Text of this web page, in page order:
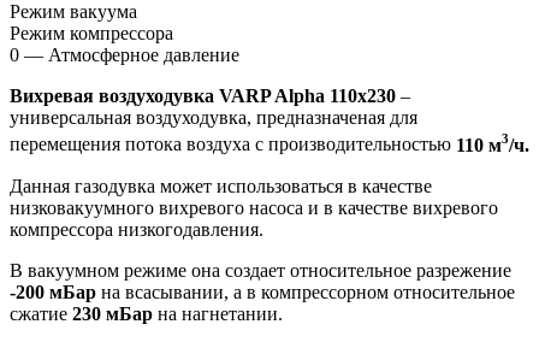
Режим вакуума
Режим компрессора
0 — Атмосферное давление
Вихревая воздуходувка VARP Alpha 110x230 –
универсальная воздуходувка, предназначеная для
перемещения потока воздуха с производительностью 110 м3/ч.
Данная газодувка может использоваться в качестве
низковакуумного вихревого насоса и в качестве вихревого
компрессора низкогодавления.
В вакуумном режиме она создает относительное разрежение
-200 мБар на всасывании, а в компрессорном относительное
сжатие 230 мБар на нагнетании.